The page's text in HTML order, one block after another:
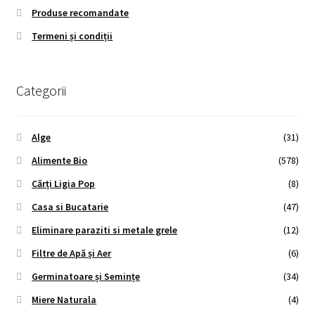
Produse recomandate
Termeni și condiții
Categorii
Alge
(31)
Alimente Bio
(578)
Cărți Ligia Pop
(8)
Casa si Bucatarie
(47)
Eliminare paraziti si metale grele
(12)
Filtre de Apă și Aer
(6)
Germinatoare și Semințe
(34)
Miere Naturala
(4)